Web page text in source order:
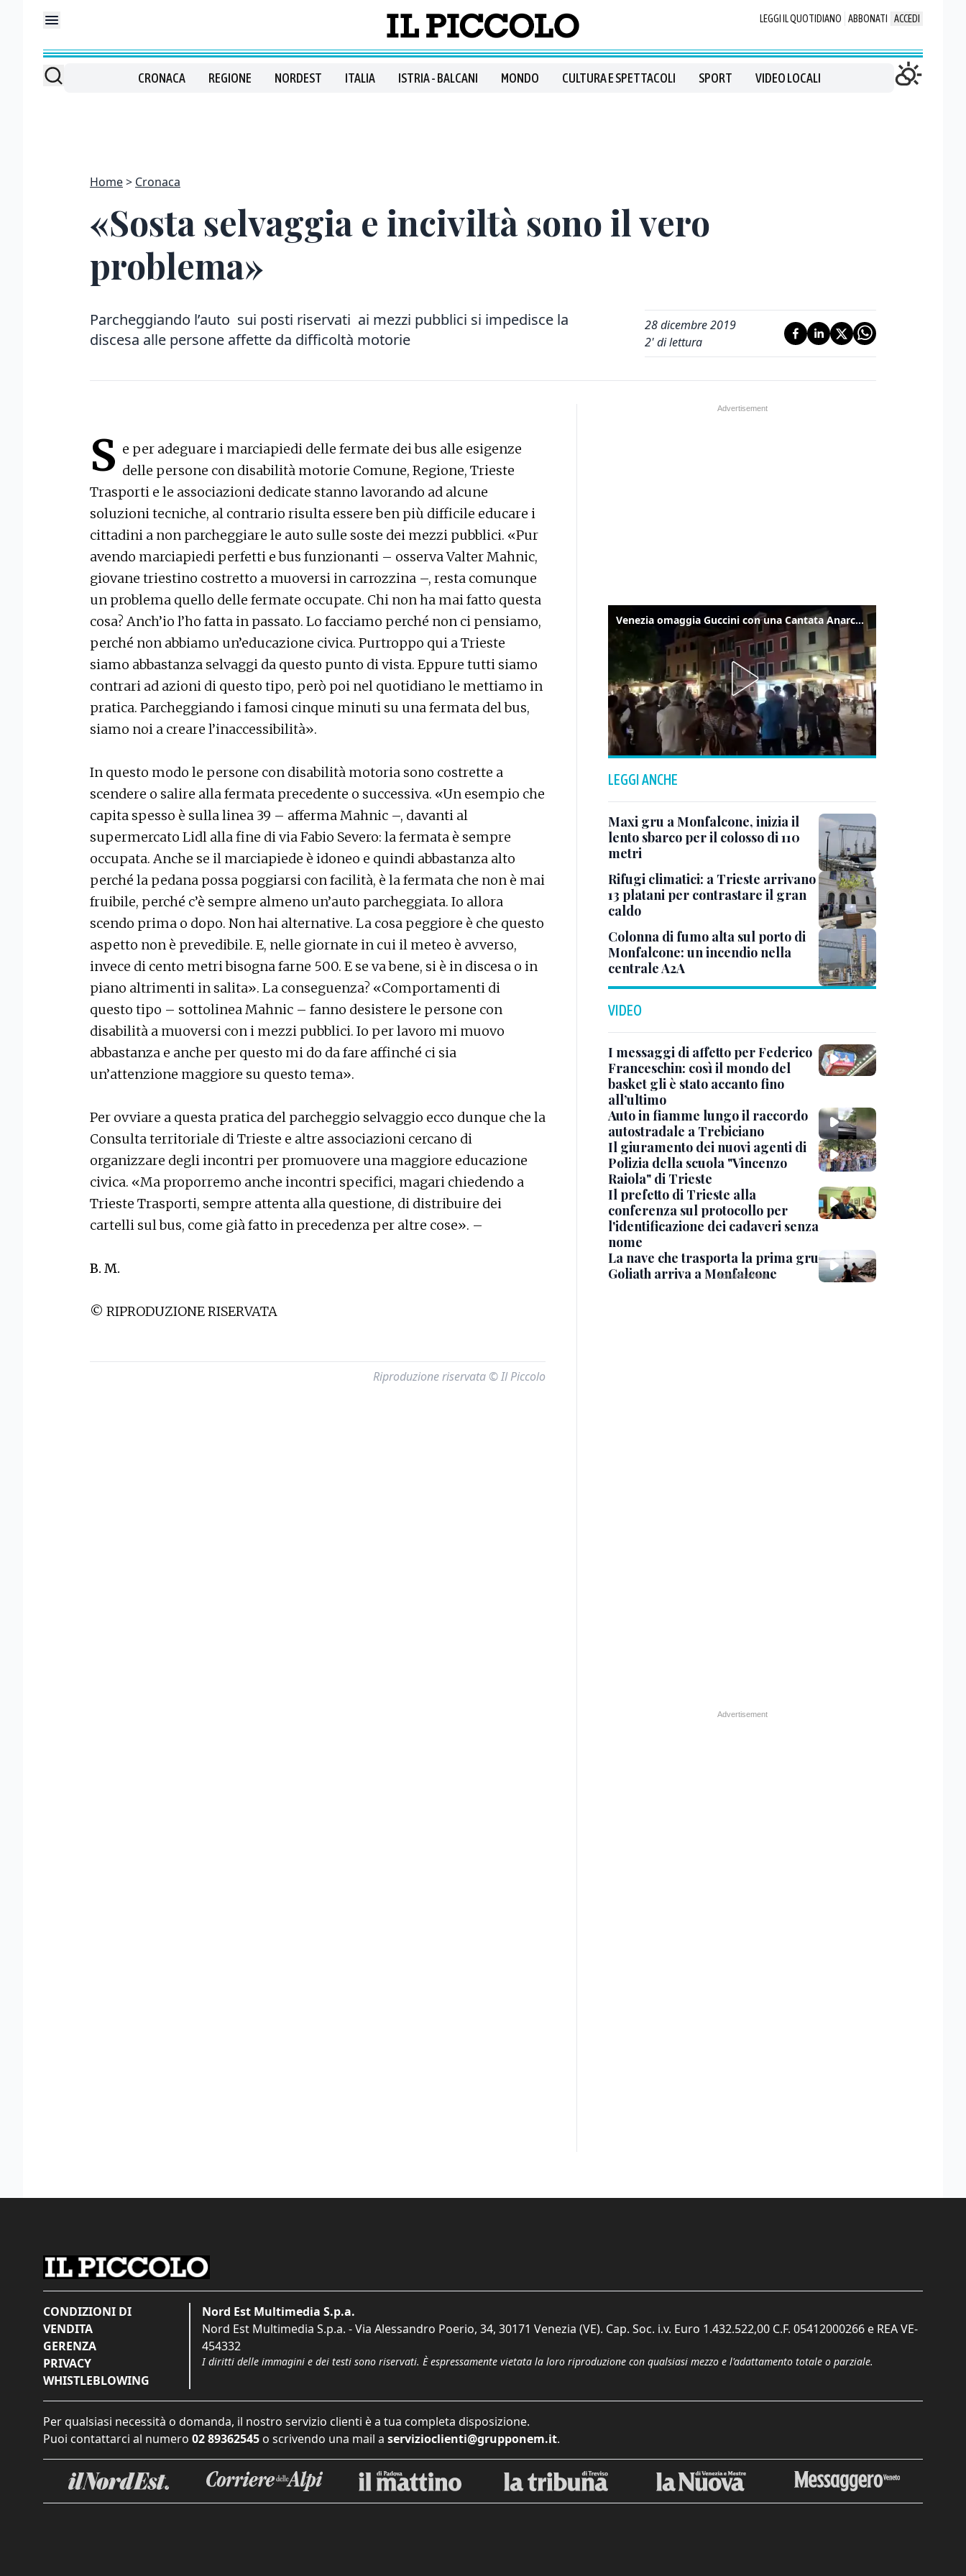
LEGGI IL QUOTIDIANO ABBONATI ACCEDI
CRONACA REGIONE NORDEST ITALIA ISTRIA - BALCANI MONDO CULTURA E SPETTACOLI SPORT VIDEO LOCALI
Home Cronaca
«Sosta selvaggia e inciviltà sono il vero
problema»
Parcheggiando l’auto sui posti riservati ai mezzi pubblici si impedisce la
discesa alle persone affette da difficoltà motorie
28 dicembre 2019
2' di lettura
S e per adeguare i marciapiedi delle fermate dei bus alle esigenze
delle persone con disabilità motorie Comune, Regione, Trieste
Trasporti e le associazioni dedicate stanno lavorando ad alcune
soluzioni tecniche, al contrario risulta essere ben più difficile educare i
cittadini a non parcheggiare le auto sulle soste dei mezzi pubblici. «Pur
avendo marciapiedi perfetti e bus funzionanti – osserva Valter Mahnic,
giovane triestino costretto a muoversi in carrozzina –, resta comunque
un problema quello delle fermate occupate. Chi non ha mai fatto questa
cosa? Anch’io l’ho fatta in passato. Lo facciamo perché non ci pensiamo,
perché non abbiamo un’educazione civica. Purtroppo qui a Trieste
siamo abbastanza selvaggi da questo punto di vista. Eppure tutti siamo
contrari ad azioni di questo tipo, però poi nel quotidiano le mettiamo in
pratica. Parcheggiando i famosi cinque minuti su una fermata del bus,
siamo noi a creare l’inaccessibilità».
In questo modo le persone con disabilità motoria sono costrette a
scendere o salire alla fermata precedente o successiva. «Un esempio che
capita spesso è sulla linea 39 – afferma Mahnic –, davanti al
supermercato Lidl alla fine di via Fabio Severo: la fermata è sempre
occupata. Anche se il marciapiede è idoneo e quindi abbastanza alto
perché la pedana possa poggiarsi con facilità, è la fermata che non è mai
fruibile, perché c’è sempre almeno un’auto parcheggiata. Io allora
scendo prima o dopo. Non hai alternative. La cosa peggiore è che questo
aspetto non è prevedibile. E, nelle giornate in cui il meteo è avverso,
invece di cento metri bisogna farne 500. E se va bene, si è in discesa o in
piano altrimenti in salita». La conseguenza? «Comportamenti di
questo tipo – sottolinea Mahnic – fanno desistere le persone con
disabilità a muoversi con i mezzi pubblici. Io per lavoro mi muovo
abbastanza e anche per questo mi do da fare affinché ci sia
un’attenzione maggiore su questo tema».
Per ovviare a questa pratica del parcheggio selvaggio ecco dunque che la
Consulta territoriale di Trieste e altre associazioni cercano di
organizzare degli incontri per promuovere una maggiore educazione
civica. «Ma proporremo anche incontri specifici, magari chiedendo a
Trieste Trasporti, sempre attenta alla questione, di distribuire dei
cartelli sul bus, come già fatto in precedenza per altre cose». –
B. M.
© RIPRODUZIONE RISERVATA
Riproduzione riservata © Il Piccolo
Venezia omaggia Guccini con una Cantata Anarchica in campo Santa Margherita
LEGGI ANCHE
Maxi gru a Monfalcone, inizia il
lento sbarco per il colosso di 110
metri
Rifugi climatici: a Trieste arrivano
13 platani per contrastare il gran
caldo
Colonna di fumo alta sul porto di
Monfalcone: un incendio nella
centrale A2A
VIDEO
I messaggi di affetto per Federico
Franceschin: così il mondo del
basket gli è stato accanto fino
all’ultimo
Auto in fiamme lungo il raccordo
autostradale a Trebiciano
Il giuramento dei nuovi agenti di
Polizia della scuola "Vincenzo
Raiola" di Trieste
Il prefetto di Trieste alla
conferenza sul protocollo per
l'identificazione dei cadaveri senza
nome
La nave che trasporta la prima gru
Goliath arriva a Monfalcone
CONDIZIONI DI
VENDITA
GERENZA
PRIVACY
WHISTLEBLOWING
Nord Est Multimedia S.p.a.
Nord Est Multimedia S.p.a. - Via Alessandro Poerio, 34, 30171 Venezia (VE). Cap. Soc. i.v. Euro 1.432.522,00 C.F. 05412000266 e REA VE-
454332
I diritti delle immagini e dei testi sono riservati. È espressamente vietata la loro riproduzione con qualsiasi mezzo e l'adattamento totale o parziale.
Per qualsiasi necessità o domanda, il nostro servizio clienti è a tua completa disposizione.
Puoi contattarci al numero 02 89362545 o scrivendo una mail a servizioclienti@grupponem.it.